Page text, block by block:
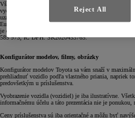
Všetky uvedené cenové údaje sú iba orientačné . Ceny
vyobrazenia sú určené iba k informačnému účelu a táto
uzatvorenie zmluvy. Konkrétnu ponuku prosím
Europe - Slovakia s.r.o. si vyhradzuje právo
je evidovaná v obchodnom registri Okresného súdu
585 973, IČ DPH: SK2020453765.
Konfigurátor modelov, filmy, obrázky
Konfigurátor modelov Toyota sa vám snaží v
prehliadnuť vozidlo podľa vlastného priania, napriek
predovšetkým u príslušenstva.
Vyobrazenie vozidla (vozidiel) je iba ilustratívne.
informačnému účelu a táto prezentácia nie je ponukou,
Ceny príslušenstva sú iba orientačné a môžu byť
Reject All